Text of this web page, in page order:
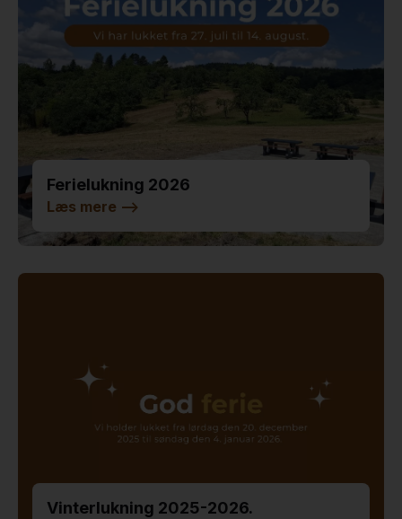
Ferielukning 2026
Læs mere -->
Vinterlukning 2025-2026.